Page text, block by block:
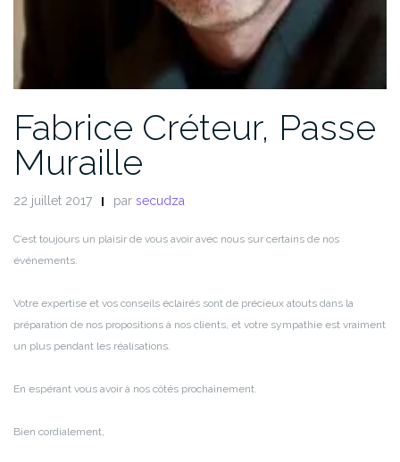
Fabrice Créteur, Passe
Muraille
22 juillet 2017 par secudza
C’est toujours un plaisir de vous avoir avec nous sur certains de nos
événements.
Votre expertise et vos conseils éclairés sont de précieux atouts dans la
préparation de nos propositions à nos clients, et votre sympathie est vraiment
un plus pendant les réalisations.
En espérant vous avoir à nos côtés prochainement.
Bien cordialement,